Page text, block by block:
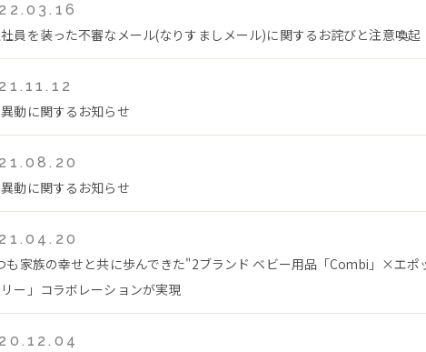
員を装った不審なメール(なりすましメール)に関するお詫びと注意喚起
動に関するお知らせ
動に関するお知らせ
も家族の幸せと共に歩んできた"2ブランド ベビー用品「Combi」×エポ
ー」コラボレーションが実現